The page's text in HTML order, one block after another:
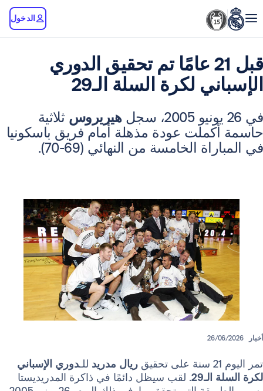
قبل 21 عامًا تم تحقيق الدوري
لكرة السلة الـ29
هيريروسثلاثية
عودة مذهلة أمام فريق باسكونيا
الخامسة من النهائي (69-70).
26/
ريال مدريد للـدوري الإسباني
. لقب سيظل دائمًا في ذاكرة المدريديستا